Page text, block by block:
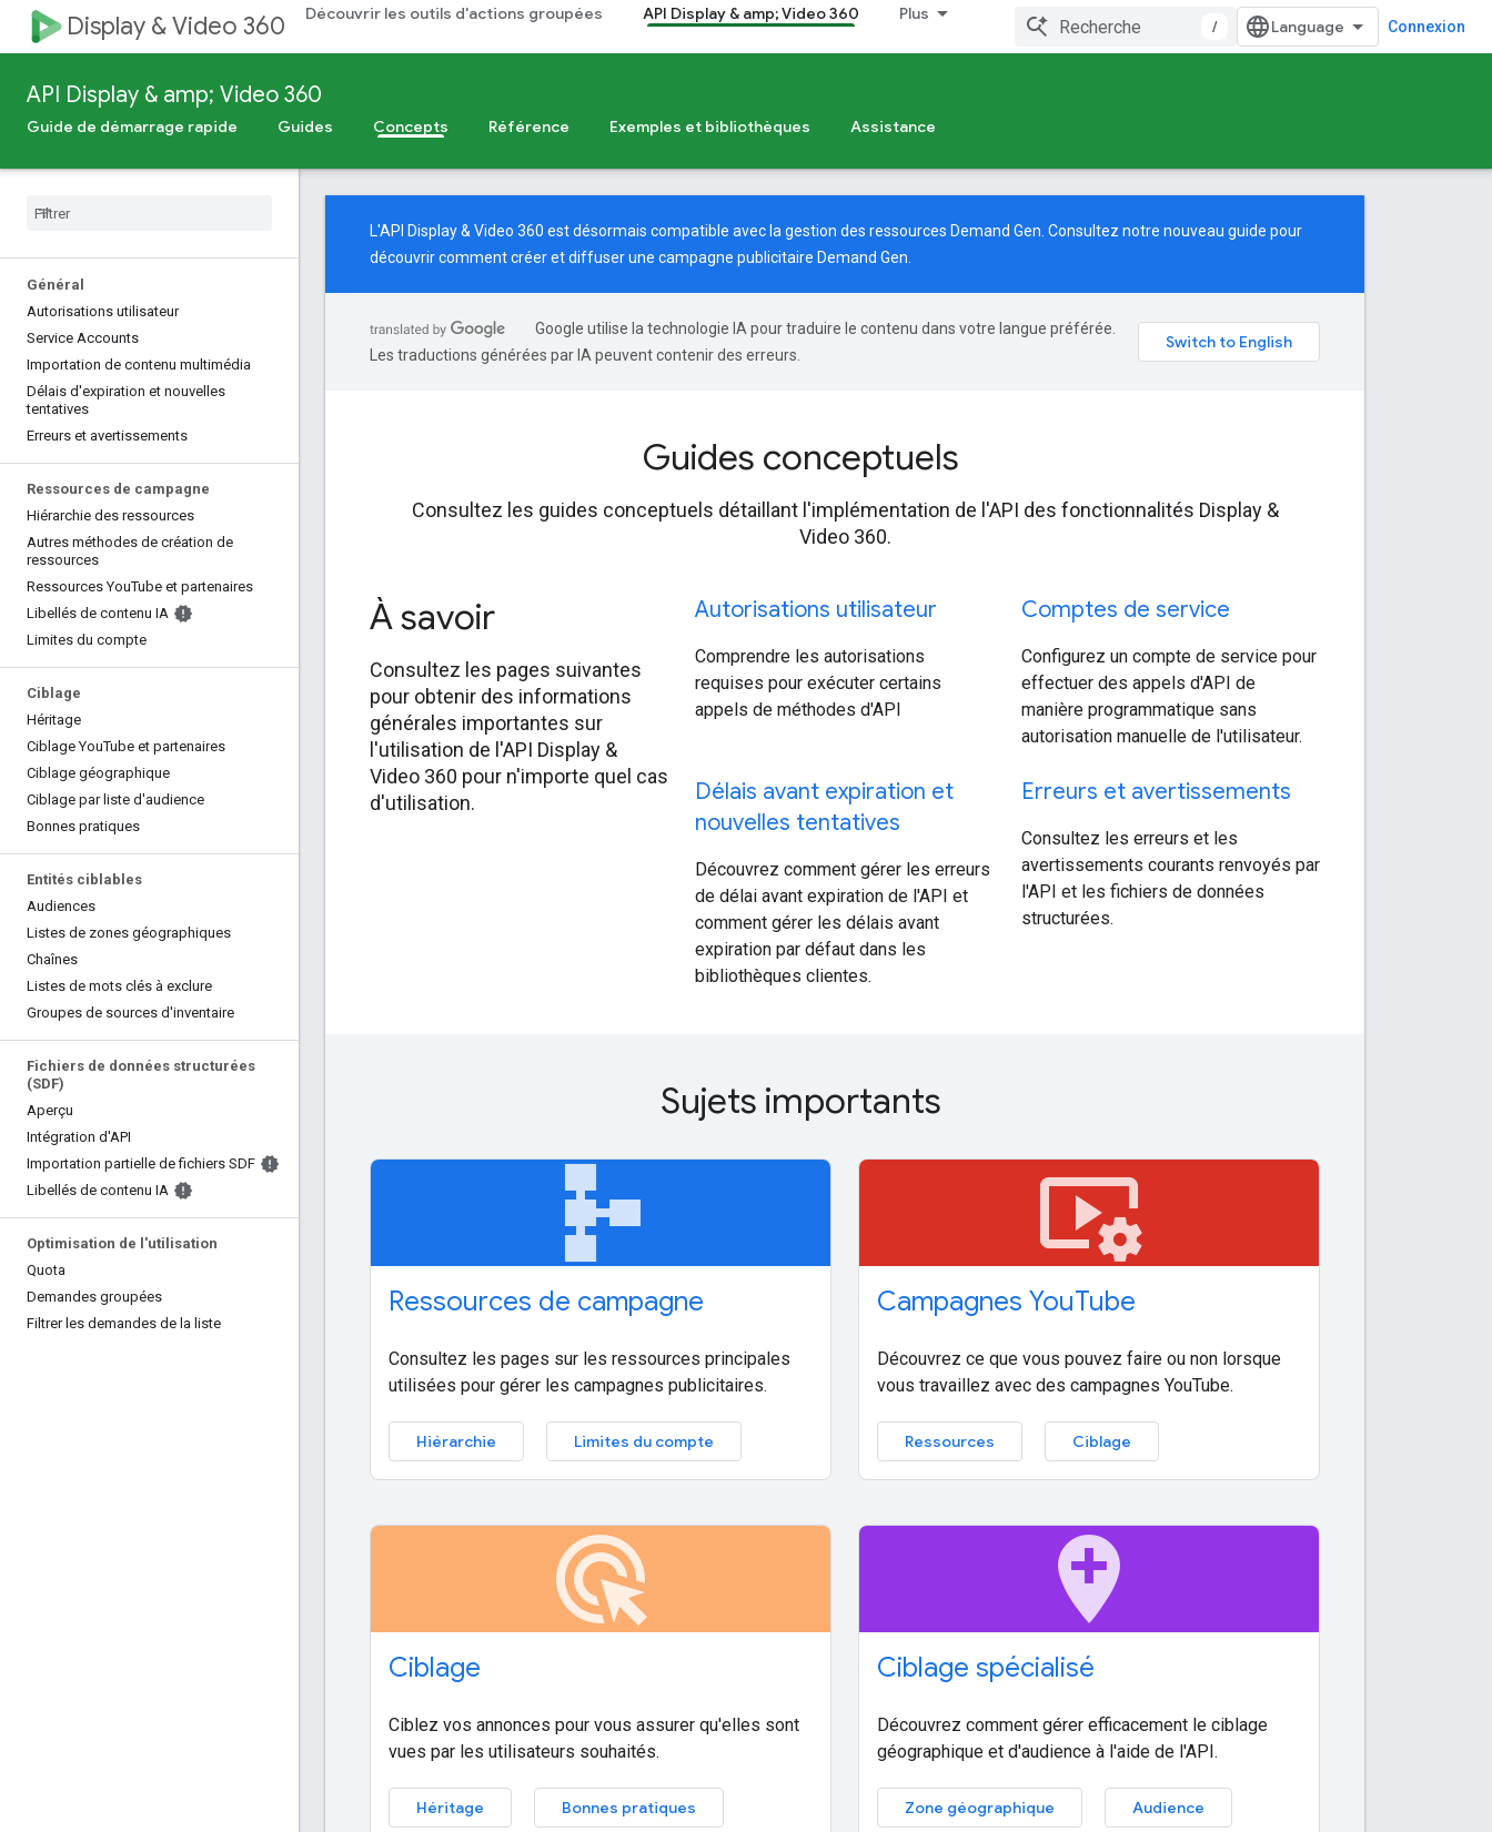
Display & Video 360 Découvrir les outils d'actions groupées API Display & amp; Video 360 Plus
/ Connexion
API Display & amp; Video 360
Guide de démarrage rapide Guides Concepts Référence Exemples et bibliothèques Assistance
Général
Autorisations utilisateur
Service Accounts
Importation de contenu multimédia
Délais d'expiration et nouvelles
tentatives
Erreurs et avertissements
Ressources de campagne
Hiérarchie des ressources
Autres méthodes de création de
ressources
Ressources YouTube et partenaires
Libellés de contenu IA
Limites du compte
Ciblage
Héritage
Ciblage YouTube et partenaires
Ciblage géographique
Ciblage par liste d'audience
Bonnes pratiques
Entités ciblables
Audiences
Listes de zones géographiques
Chaînes
Listes de mots clés à exclure
Groupes de sources d'inventaire
Fichiers de données structurées
(SDF)
Aperçu
Intégration d'API
Importation partielle de fichiers SDF
Libellés de contenu IA
Optimisation de l'utilisation
Quota
Demandes groupées
Filtrer les demandes de la liste
L'API Display & Video 360 est désormais compatible avec la gestion des ressources Demand Gen. Consultez notre nouveau guide pour
découvrir comment créer et diffuser une campagne publicitaire Demand Gen.
Google utilise la technologie IA pour traduire le contenu dans votre langue préférée.
Les traductions générées par IA peuvent contenir des erreurs.
Guides conceptuels
Consultez les guides conceptuels détaillant l'implémentation de l'API des fonctionnalités Display &
Video 360.
À savoir
Consultez les pages suivantes
pour obtenir des informations
générales importantes sur
l'utilisation de l'API Display &
Video 360 pour n'importe quel cas
d'utilisation.
Autorisations utilisateur
Comprendre les autorisations
requises pour exécuter certains
appels de méthodes d'API
Comptes de service
Configurez un compte de service pour
effectuer des appels d'API de
manière programmatique sans
autorisation manuelle de l'utilisateur.
Délais avant expiration et
nouvelles tentatives
Découvrez comment gérer les erreurs
de délai avant expiration de l'API et
comment gérer les délais avant
expiration par défaut dans les
bibliothèques clientes.
Erreurs et avertissements
Consultez les erreurs et les
avertissements courants renvoyés par
l'API et les fichiers de données
structurées.
Sujets importants
schema
Ressources de campagne
Consultez les pages sur les ressources principales
utilisées pour gérer les campagnes publicitaires.
Hiérarchie Limites du compte
video_settings
Campagnes YouTube
Découvrez ce que vous pouvez faire ou non lorsque
vous travaillez avec des campagnes YouTube.
Ressources Ciblage
ads_click
Ciblage
Ciblez vos annonces pour vous assurer qu'elles sont
vues par les utilisateurs souhaités.
Héritage Bonnes pratiques
add_location
Ciblage spécialisé
Découvrez comment gérer efficacement le ciblage
géographique et d'audience à l'aide de l'API.
Zone géographique Audience